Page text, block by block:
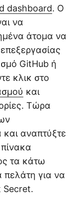
dashboard. Ο
να
άτομα να
GitHub ή
κλικ στο
και
Τώρα
και αναπτύξτε
τα κάτω
πελάτη για να
Secret.